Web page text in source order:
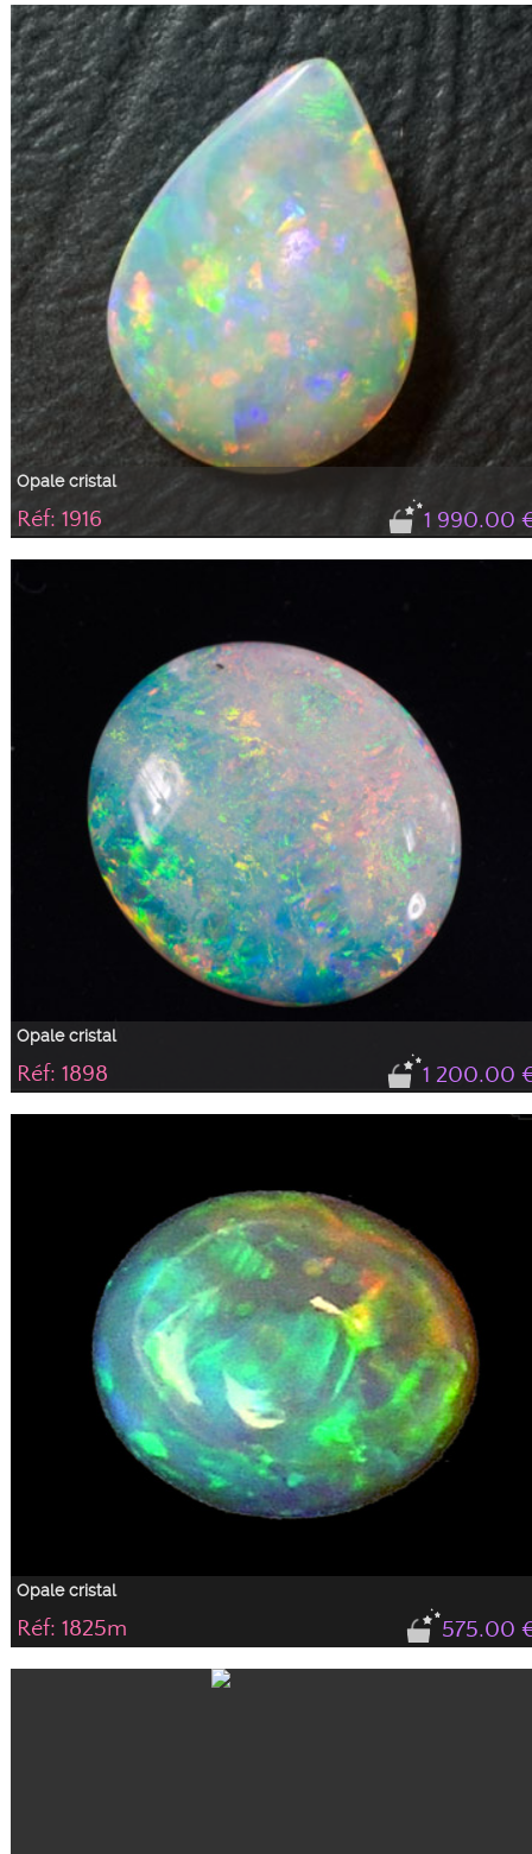
de rouge, comme un tableau impressionniste fait de fils de couleurs
lumineuses
Opale cristal
1 990.00
Réf: 1916
Opale cristal arlequin en forme de poire très brillante avec toutes les
Opale cristal
1 200.00
Réf: 1898
Opale très brillante verte et rose-rouge avec des pointes de bleu et d'orange
Opale cristal
575.00
Réf: 1825m
4 mm d'épaisseur , bien bombée